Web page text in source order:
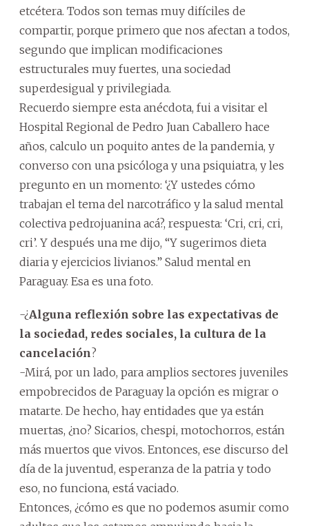
etcétera. Todos son temas muy difíciles de
compartir, porque primero que nos afectan a todos,
segundo que implican modificaciones
estructurales muy fuertes, una sociedad
superdesigual y privilegiada.
Recuerdo siempre esta anécdota, fui a visitar el
Hospital Regional de Pedro Juan Caballero hace
años, calculo un poquito antes de la pandemia, y
converso con una psicóloga y una psiquiatra, y les
pregunto en un momento: ‘¿Y ustedes cómo
trabajan el tema del narcotráfico y la salud mental
colectiva pedrojuanina acá?, respuesta: ‘Cri, cri, cri,
cri’. Y después una me dijo, “Y sugerimos dieta
diaria y ejercicios livianos.” Salud mental en
Paraguay. Esa es una foto.
-¿Alguna reflexión sobre las expectativas de
la sociedad, redes sociales, la cultura de la
cancelación?
-Mirá, por un lado, para amplios sectores juveniles
empobrecidos de Paraguay la opción es migrar o
matarte. De hecho, hay entidades que ya están
muertas, ¿no? Sicarios, chespi, motochorros, están
más muertos que vivos. Entonces, ese discurso del
día de la juventud, esperanza de la patria y todo
eso, no funciona, está vaciado.
Entonces, ¿cómo es que no podemos asumir como